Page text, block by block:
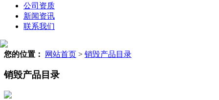
公司资质
新闻资讯
联系我们
您的位置： 网站首页 > 销毁产品目录
销毁产品目录